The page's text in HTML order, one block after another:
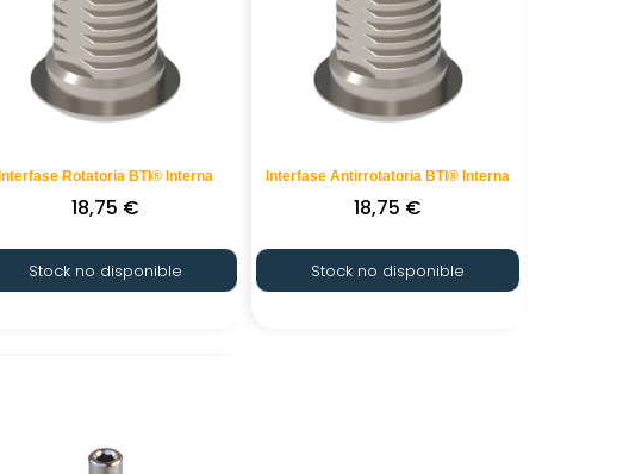
Interfase Rotatoria BTI® Interna
18,75 €
Stock no disponible
Interfase Antirrotatoria BTI® Interna
18,75 €
Stock no disponible